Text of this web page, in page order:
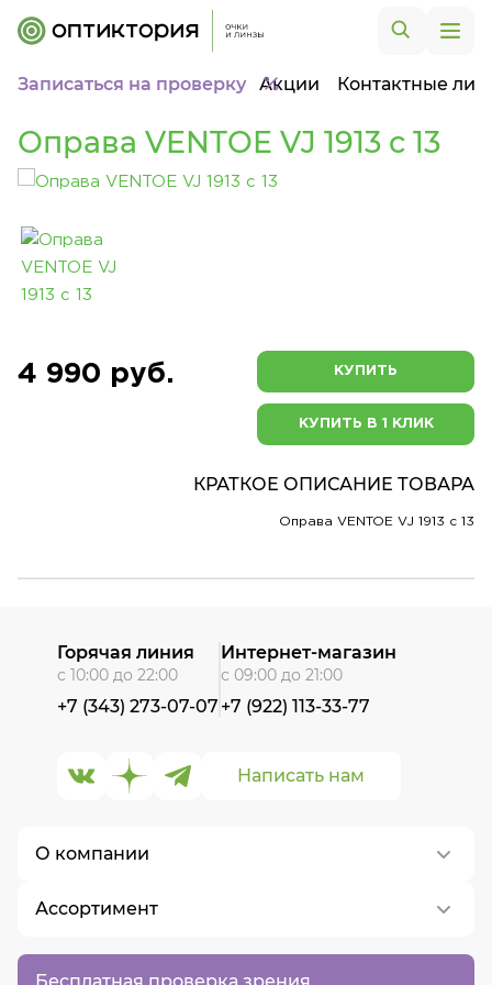
Записаться на проверку Акции Контактные
Оправа VENTOE VJ 1913 c 13
4 990 руб. КУПИТЬ
КУПИТЬ В 1 КЛИК
КРАТКОЕ ОПИСАНИЕ ТОВАРА
Оправа VENTOE VJ 1913 c 13
Бесплатная проверка зрения
О компании
О нас
Контакты
Ассортимент
Написать нам
Горячая линия
с 10:00 до 22:00
+7 (343) 273-07-07
Интернет-магазин
с 09:00 до 21:00
+7 (922) 113-33-77